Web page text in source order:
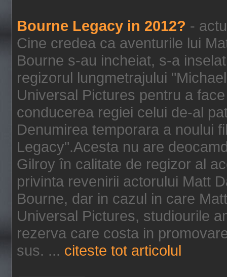
Bourne Legacy in 2012? -
Cine credea ca aventurile lui
Bourne s-au incheiat, s-a
regizorul lungmetrajului
Universal Pictures pentru a
conducerea regiei celui de-al
Denumirea temporara a noului
Legacy".Acesta nu are
Gilroy în calitate de regizor al
privinta revenirii actorului Matt
Bourne, dar in cazul in care
Universal Pictures, studiourile
rezerva care costa in
sus. ... citeste tot articolul